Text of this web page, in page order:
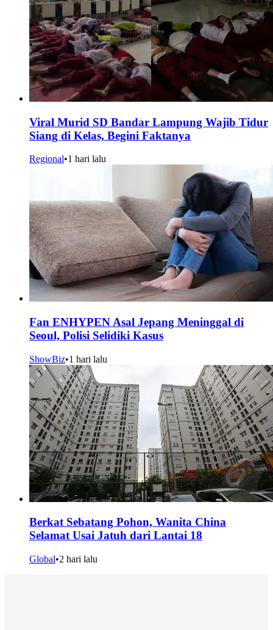
Viral Murid SD Bandar Lampung Wajib Tidur
Siang di Kelas, Begini Faktanya
Regional•1 hari lalu
Fan ENHYPEN Asal Jepang Meninggal di
Seoul, Polisi Selidiki Kasus
ShowBiz•1 hari lalu
Berkat Sebatang Pohon, Wanita China
Selamat Usai Jatuh dari Lantai 18
Global•2 hari lalu